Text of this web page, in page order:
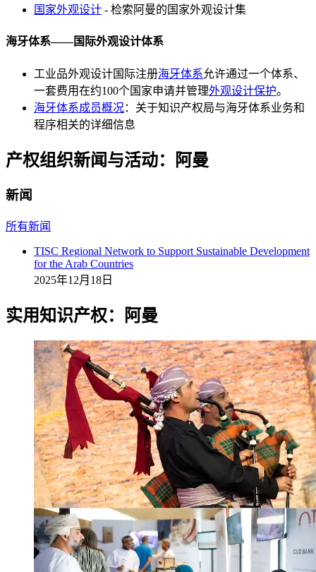
国家外观设计 - 检索阿曼的国家外观设计集
海牙体系——国际外观设计体系
工业品外观设计国际注册海牙体系允许通过一个体系、
一套费用在约100个国家申请并管理外观设计保护。
海牙体系成员概况：关于知识产权局与海牙体系业务和
程序相关的详细信息
产权组织新闻与活动：阿曼
新闻
所有新闻
TISC Regional Network to Support Sustainable Development
for the Arab Countries
2025年12月18日
实用知识产权：阿曼